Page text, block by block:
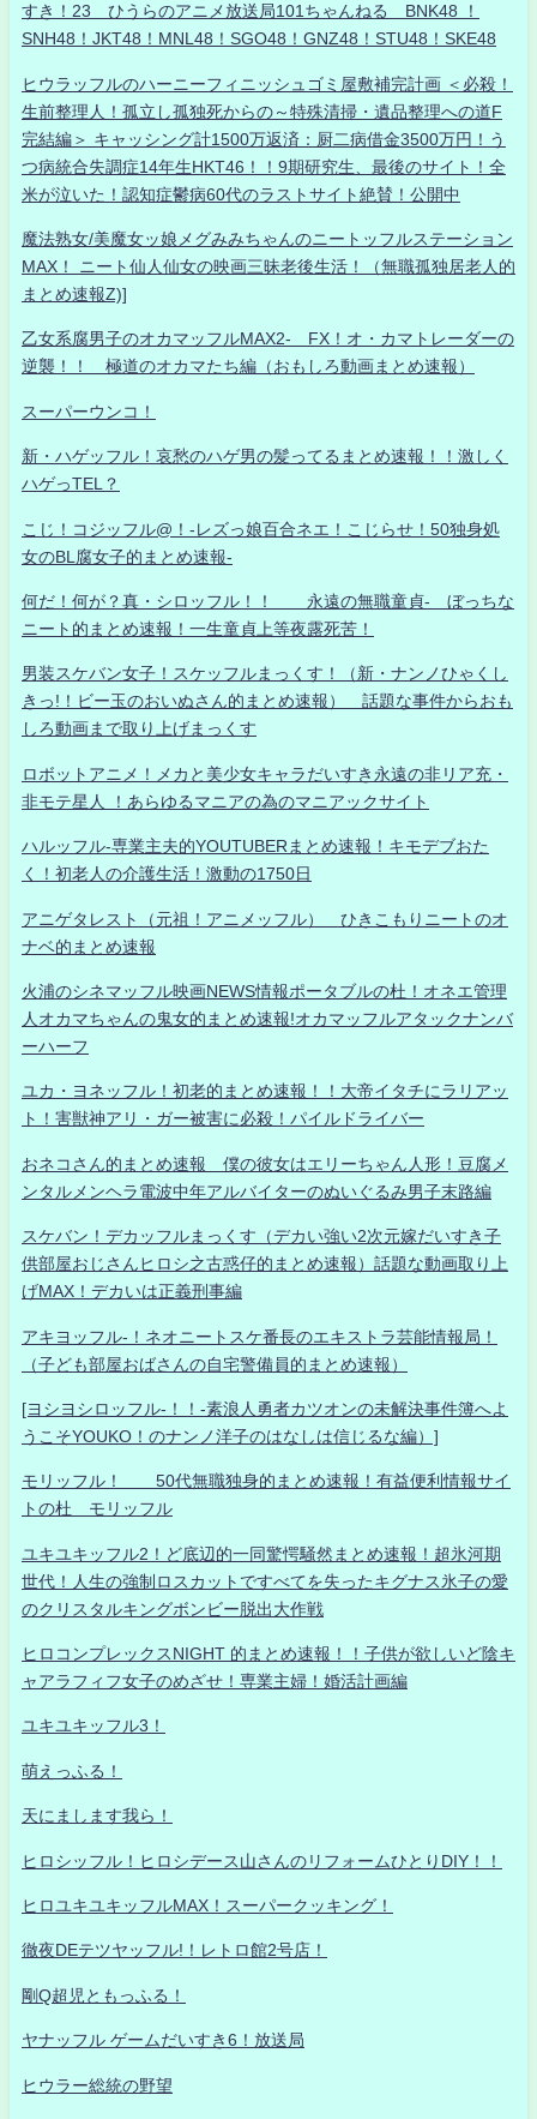
すき！23 ひうらのアニメ放送局101ちゃんねる BNK48 ！
SNH48！JKT48！MNL48！SGO48！GNZ48！STU48！SKE48
ヒウラッフルのハーニーフィニッシュゴミ屋敷補完計画 ＜必殺！
生前整理人！孤立し孤独死からの～特殊清掃・遺品整理への道F
完結編＞ キャッシング計1500万返済：厨二病借金3500万円！う
つ病統合失調症14年生HKT46！！9期研究生、最後のサイト！全
米が泣いた！認知症鬱病60代のラストサイト絶賛！公開中
魔法熟女/美魔女ッ娘メグみみちゃんのニートッフルステーション
MAX！ ニート仙人仙女の映画三昧老後生活！（無職孤独居老人的
まとめ速報Z)]
乙女系腐男子のオカマッフルMAX2- FX！オ・カマトレーダーの
逆襲！！ 極道のオカマたち編（おもしろ動画まとめ速報）
スーパーウンコ！
新・ハゲッフル！哀愁のハゲ男の髪ってるまとめ速報！！激しく
ハゲっTEL？
こじ！コジッフル@！-レズっ娘百合ネエ！こじらせ！50独身処
女のBL腐女子的まとめ速報-
何だ！何が？真・シロッフル！！ 永遠の無職童貞- ぼっちな
ニート的まとめ速報！一生童貞上等夜露死苦！
男装スケバン女子！スケッフルまっくす！（新・ナンノひゃくし
きっ!！ビー玉のおいぬさん的まとめ速報） 話題な事件からおも
しろ動画まで取り上げまっくす
ロボットアニメ！メカと美少女キャラだいすき永遠の非リア充・
非モテ星人 ！あらゆるマニアの為のマニアックサイト
ハルッフル-専業主夫的YOUTUBERまとめ速報！キモデブおた
く！初老人の介護生活！激動の1750日
アニゲタレスト（元祖！アニメッフル） ひきこもりニートのオ
ナベ的まとめ速報
火浦のシネマッフル映画NEWS情報ポータブルの杜！オネエ管理
人オカマちゃんの鬼女的まとめ速報!オカマッフルアタックナンバ
ーハーフ
ユカ・ヨネッフル！初老的まとめ速報！！大帝イタチにラリアッ
ト！害獣神アリ・ガー被害に必殺！パイルドライバー
おネコさん的まとめ速報 僕の彼女はエリーちゃん人形！豆腐メ
ンタルメンヘラ電波中年アルバイターのぬいぐるみ男子末路編
スケバン！デカッフルまっくす（デカい強い2次元嫁だいすき子
供部屋おじさんヒロシ之古惑仔的まとめ速報）話題な動画取り上
げMAX！デカいは正義刑事編
アキヨッフル-！ネオニートスケ番長のエキストラ芸能情報局！
（子ども部屋おばさんの自宅警備員的まとめ速報）
[ヨシヨシロッフル-！！-素浪人勇者カツオンの未解決事件簿へよ
うこそYOUKO！のナンノ洋子のはなしは信じるな編）]
モリッフル！ 50代無職独身的まとめ速報！有益便利情報サイ
トの杜 モリッフル
ユキユキッフル2！ど底辺的一同驚愕騒然まとめ速報！超氷河期
世代！人生の強制ロスカットですべてを失ったキグナス氷子の愛
のクリスタルキングボンビー脱出大作戦
ヒロコンプレックスNIGHT 的まとめ速報！！子供が欲しいど陰キ
ャアラフィフ女子のめざせ！専業主婦！婚活計画編
ユキユキッフル3！
萌えっふる！
天にまします我ら！
ヒロシッフル！ヒロシデース山さんのリフォームひとりDIY！！
ヒロユキユキッフルMAX！スーパークッキング！
徹夜DEテツヤッフル!！レトロ館2号店！
剛Q超児ともっふる！
ヤナッフル ゲームだいすき6！放送局
ヒウラー総統の野望